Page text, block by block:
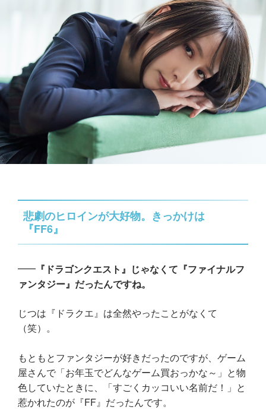
悲劇のヒロインが大好物。きっかけは
『FF6』
『ドラゴンクエスト』じゃなくて『ファイナルフ
ァンタジー』だったんですね。
じつは『ドラクエ』は全然やったことがなくて
（笑）。
もともとファンタジーが好きだったのですが、ゲーム
屋さんで「お年玉でどんなゲーム買おっかな～」と物
色していたときに、「すごくカッコいい名前だ！」と
惹かれたのが『FF』だったんです。